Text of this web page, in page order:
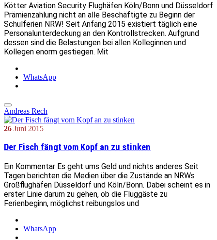
Kötter Aviation Security Flughäfen Köln/Bonn und Düsseldorf
Prämienzahlung nicht an alle Beschäftigte zu Beginn der
Schulferien NRW! Seit Anfang 2015 existiert täglich eine
Personalunterdeckung an den Kontrollstrecken. Aufgrund
dessen sind die Belastungen bei allen Kolleginnen und
Kollegen enorm gestiegen. Mit
WhatsApp
Andreas Rech
26 Juni 2015
Der Fisch fängt vom Kopf an zu stinken
Ein Kommentar Es geht ums Geld und nichts anderes Seit
Tagen berichten die Medien über die Zustände an NRWs
Großflughäfen Düsseldorf und Köln/Bonn. Dabei scheint es in
erster Linie darum zu gehen, ob die Fluggäste zu
Ferienbeginn, möglichst reibungslos und
WhatsApp